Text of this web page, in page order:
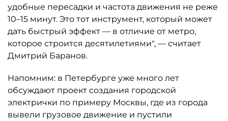
удобные пересадки и частота движения не реже
10–15 минут. Это тот инструмент, который может
дать быстрый эффект — в отличие от метро,
которое строится десятилетиями", — считает
Дмитрий Баранов.
Напомним: в Петербурге уже много лет
обсуждают проект создания городской
электрички по примеру Москвы, где из города
вывели грузовое движение и пустили